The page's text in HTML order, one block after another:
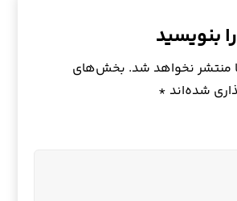
بنویسید
منتشر نخواهد شد. بخش‌های
شده‌اند *